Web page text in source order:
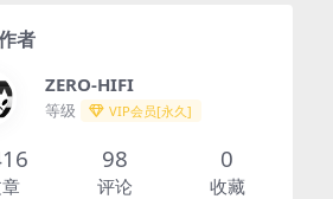
者
ZERO-HIFI
等级 VIP会员[永久]
98
评论
0
收藏